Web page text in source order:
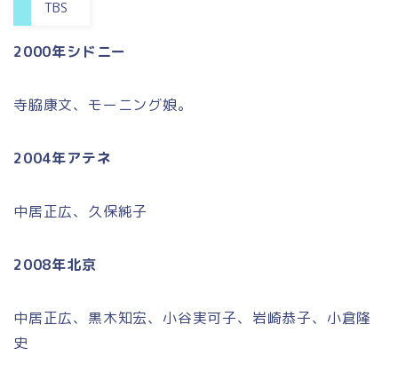
TBS
2000年シドニー
寺脇康文、モーニング娘。
2004年アテネ
中居正広、久保純子
2008年北京
中居正広、黒木知宏、小谷実可子、岩崎恭子、小倉隆
史